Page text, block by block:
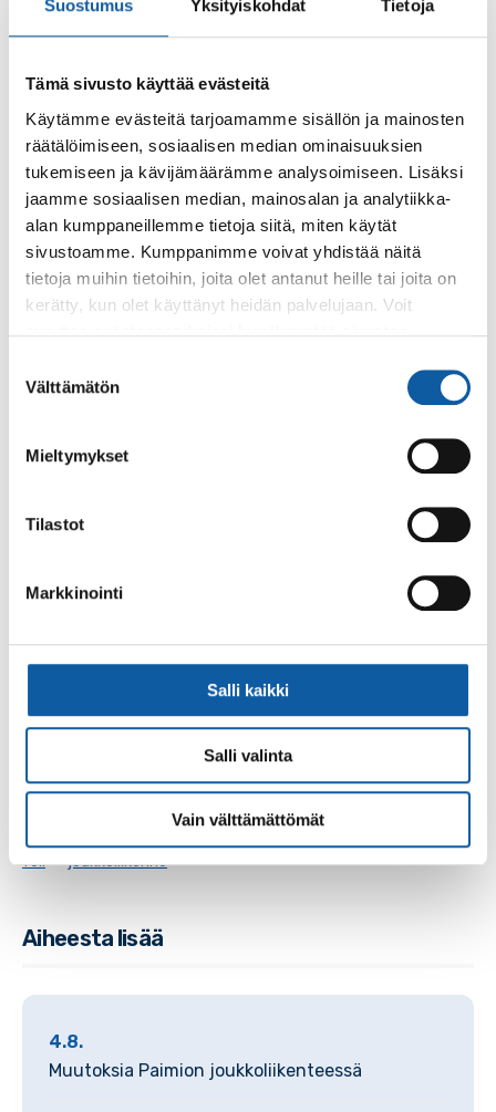
Suostumus Yksityiskohdat Tietoja
Tämä sivusto käyttää evästeitä
Käytämme evästeitä tarjoamamme sisällön ja mainosten
räätälöimiseen, sosiaalisen median ominaisuuksien
tukemiseen ja kävijämäärämme analysoimiseen. Lisäksi
jaamme sosiaalisen median, mainosalan ja analytiikka-
alan kumppaneillemme tietoja siitä, miten käytät
sivustoamme. Kumppanimme voivat yhdistää näitä
tietoja muihin tietoihin, joita olet antanut heille tai joita on
kerätty, kun olet käyttänyt heidän palvelujaan. Voit
valinta
Välttämätön
Mieltymykset
Tilastot
Markkinointi
Salli kaikki
Salli valinta
Vain välttämättömät
ennen Paimion liittymistä Föliin siellä kulki
palveluliikenne)
Nopeat vuorot toivelistan kärjessä
Palautteissa esitettiin runsaasti erilaisia
kehitystoiveita. Tässä niistä keskeisimmät:
lisää moottoritietä kulkevia nopeita vuoroja (linja
709)
Jokelan koulun pysäkkitaskulle liikennöinti kaikkien
reittien osalta palvelisi Moision/Räpälän/Oinilan
lisää työmatka-aikatauluun ja Turun oppilaitosten
liikennöintiä Kriivarin / Tapiolan kautta
printtiaikatauluja tarvitaan – erityisesti seniori-
kaupungin sisäisiä linjoja
Saatuja palautteita hyödynnetään, kun seuraavien
liikennöintikausien reittejä Turun
joukkoliikennetoimistossa suunnitellaan.
föli joukkoliikenne
Aiheesta lisää
4.8.
Muutoksia Paimion joukkoliikenteessä